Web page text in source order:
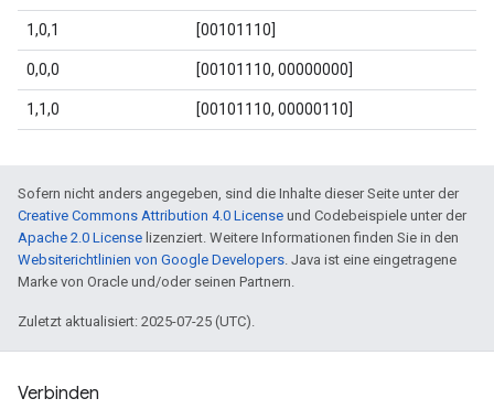
1,0,1 [00101110]
0,0,0 [00101110, 00000000]
1,1,0 [00101110, 00000110]
Sofern nicht anders angegeben, sind die Inhalte dieser Seite unter der
Creative Commons Attribution 4.0 License und Codebeispiele unter der
Apache 2.0 License lizenziert. Weitere Informationen finden Sie in den
Websiterichtlinien von Google Developers. Java ist eine eingetragene
Marke von Oracle und/oder seinen Partnern.
Zuletzt aktualisiert: 2025-07-25 (UTC).
Verbinden